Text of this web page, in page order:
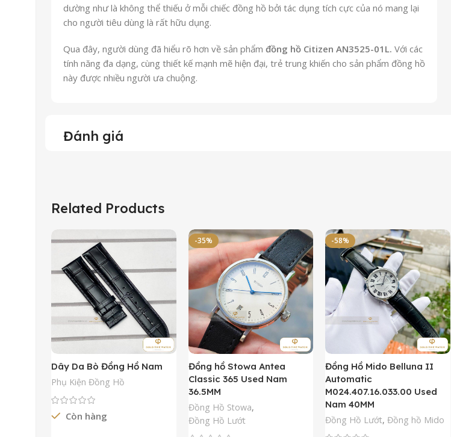
dường như là không thể thiếu ở mỗi chiếc đồng hồ bởi tác dụng tích cực của nó mang lại
cho người tiêu dùng là rất hữu dụng.
Qua đây, người dùng đã hiểu rõ hơn về sản phẩm đồng hồ Citizen AN3525-01L. Với các
tính năng đa dạng, cùng thiết kế mạnh mẽ hiện đại, trẻ trung khiến cho sản phẩm đồng hồ
này được nhiều người ưa chuộng.
Đánh giá
Related Products
Dây Da Bò Đồng Hồ Nam
Phụ Kiện Đồng Hồ
Còn hàng
-35%
Đồng hồ Stowa Antea
Classic 365 Used Nam
36.5MM
Đồng Hồ Stowa,
Đồng Hồ Lướt
-58%
Đồng Hồ Mido Belluna II
Automatic
M024.407.16.033.00 Used
Nam 40MM
Đồng Hồ Lướt, Đồng hồ Mido